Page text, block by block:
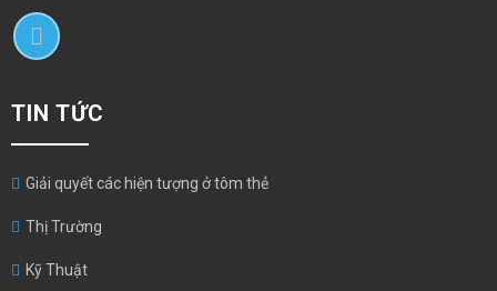
TIN TỨC
Giải quyết các hiện tượng ở tôm thẻ
Thị Trường
Kỹ Thuật